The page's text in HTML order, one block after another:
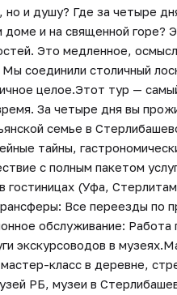
и душу? Где за четыре
и на священной горе?
Это медленное,
соединили столичный
целое.Этот тур —
За четыре дня вы
семье в
тайны,
с полным пакетом
(Уфа,
Все переезды по
обслуживание: Работа
экскурсоводов в
класс в деревне,
РБ, музеи в